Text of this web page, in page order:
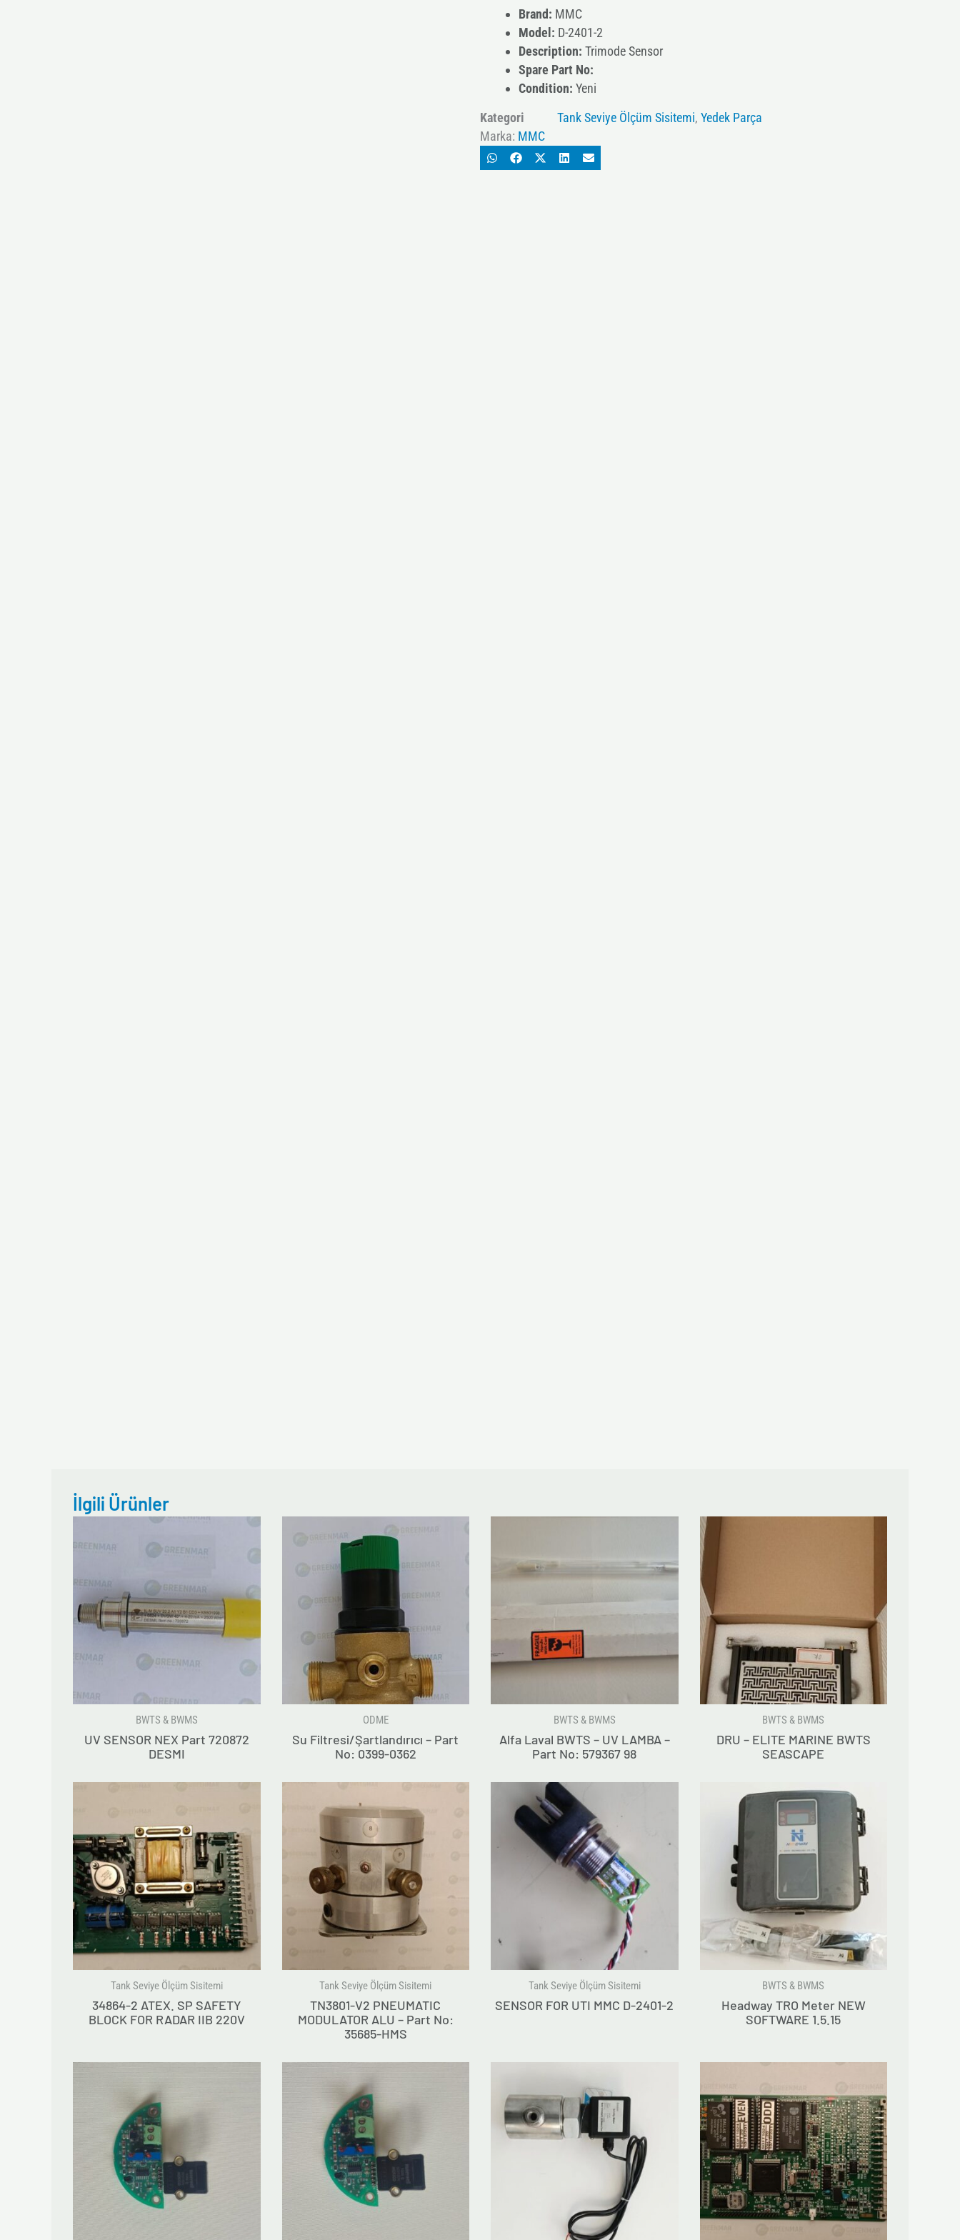
Brand: MMC
Model: D-2401-2
Description: Trimode Sensor
Spare Part No:
Condition: Yeni
Kategori
Tank Seviye Ölçüm Sisitemi, Yedek Parça
Marka: MMC
İlgili Ürünler
BWTS & BWMS
UV SENSOR NEX Part 720872
DESMI
ODME
Su Filtresi/Şartlandırıcı – Part
No: 0399-0362
BWTS & BWMS
Alfa Laval BWTS – UV LAMBA –
Part No: 579367 98
BWTS & BWMS
DRU – ELITE MARINE BWTS
SEASCAPE
Tank Seviye Ölçüm Sisitemi
34864-2 ATEX. SP SAFETY
BLOCK FOR RADAR IIB 220V
Tank Seviye Ölçüm Sisitemi
TN3801-V2 PNEUMATIC
MODULATOR ALU – Part No:
35685-HMS
Tank Seviye Ölçüm Sisitemi
SENSOR FOR UTI MMC D-2401-2
BWTS & BWMS
Headway TRO Meter NEW
SOFTWARE 1.5.15